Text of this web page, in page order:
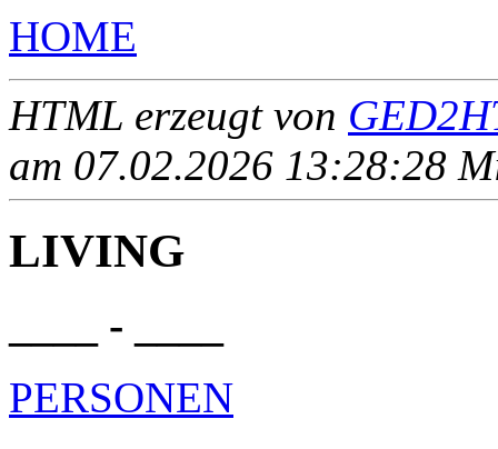
HOME
HTML erzeugt von
am 07.02.2026 13:28:28
LIVING
____ - ____
PERSONEN